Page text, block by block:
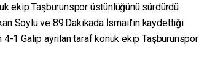
ekip Taşburunspor üstünlüğünü sürdürdü
Soylu ve 89.Dakikada İsmail’in kaydettiği
1 Galip ayrılan taraf konuk ekip Taşburunspor